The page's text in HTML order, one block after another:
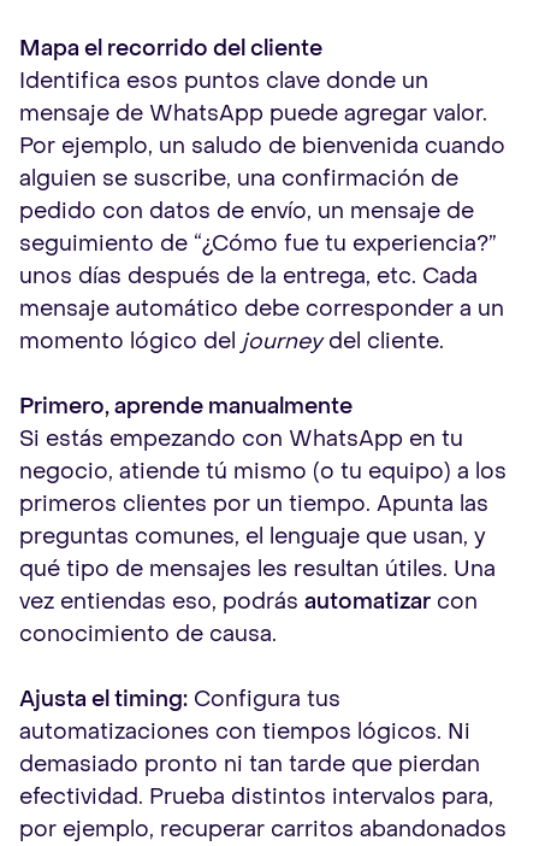
Mapa el recorrido del cliente
Identifica esos puntos clave donde un
mensaje de WhatsApp puede agregar valor.
Por ejemplo, un saludo de bienvenida cuando
alguien se suscribe, una confirmación de
pedido con datos de envío, un mensaje de
seguimiento de “¿Cómo fue tu experiencia?”
unos días después de la entrega, etc. Cada
mensaje automático debe corresponder a un
momento lógico del journeydel cliente.
Primero, aprende manualmente
Si estás empezando con WhatsApp en tu
negocio, atiende tú mismo (o tu equipo) a los
primeros clientes por un tiempo. Apunta las
preguntas comunes, el lenguaje que usan, y
qué tipo de mensajes les resultan útiles. Una
vez entiendas eso, podrás automatizar con
conocimiento de causa.
Ajusta el timing: Configura tus
automatizaciones con tiempos lógicos. Ni
demasiado pronto ni tan tarde que pierdan
efectividad. Prueba distintos intervalos para,
por ejemplo, recuperar carritos abandonados